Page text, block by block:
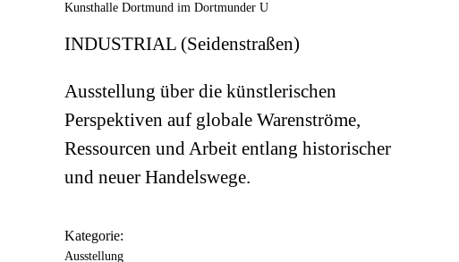
Kunsthalle Dortmund im Dortmunder U
INDUSTRIAL (Seidenstraßen)
Ausstellung über die künstlerischen
Perspektiven auf globale Warenströme,
Ressourcen und Arbeit entlang historischer
und neuer Handelswege.
Kategorie:
Ausstellung